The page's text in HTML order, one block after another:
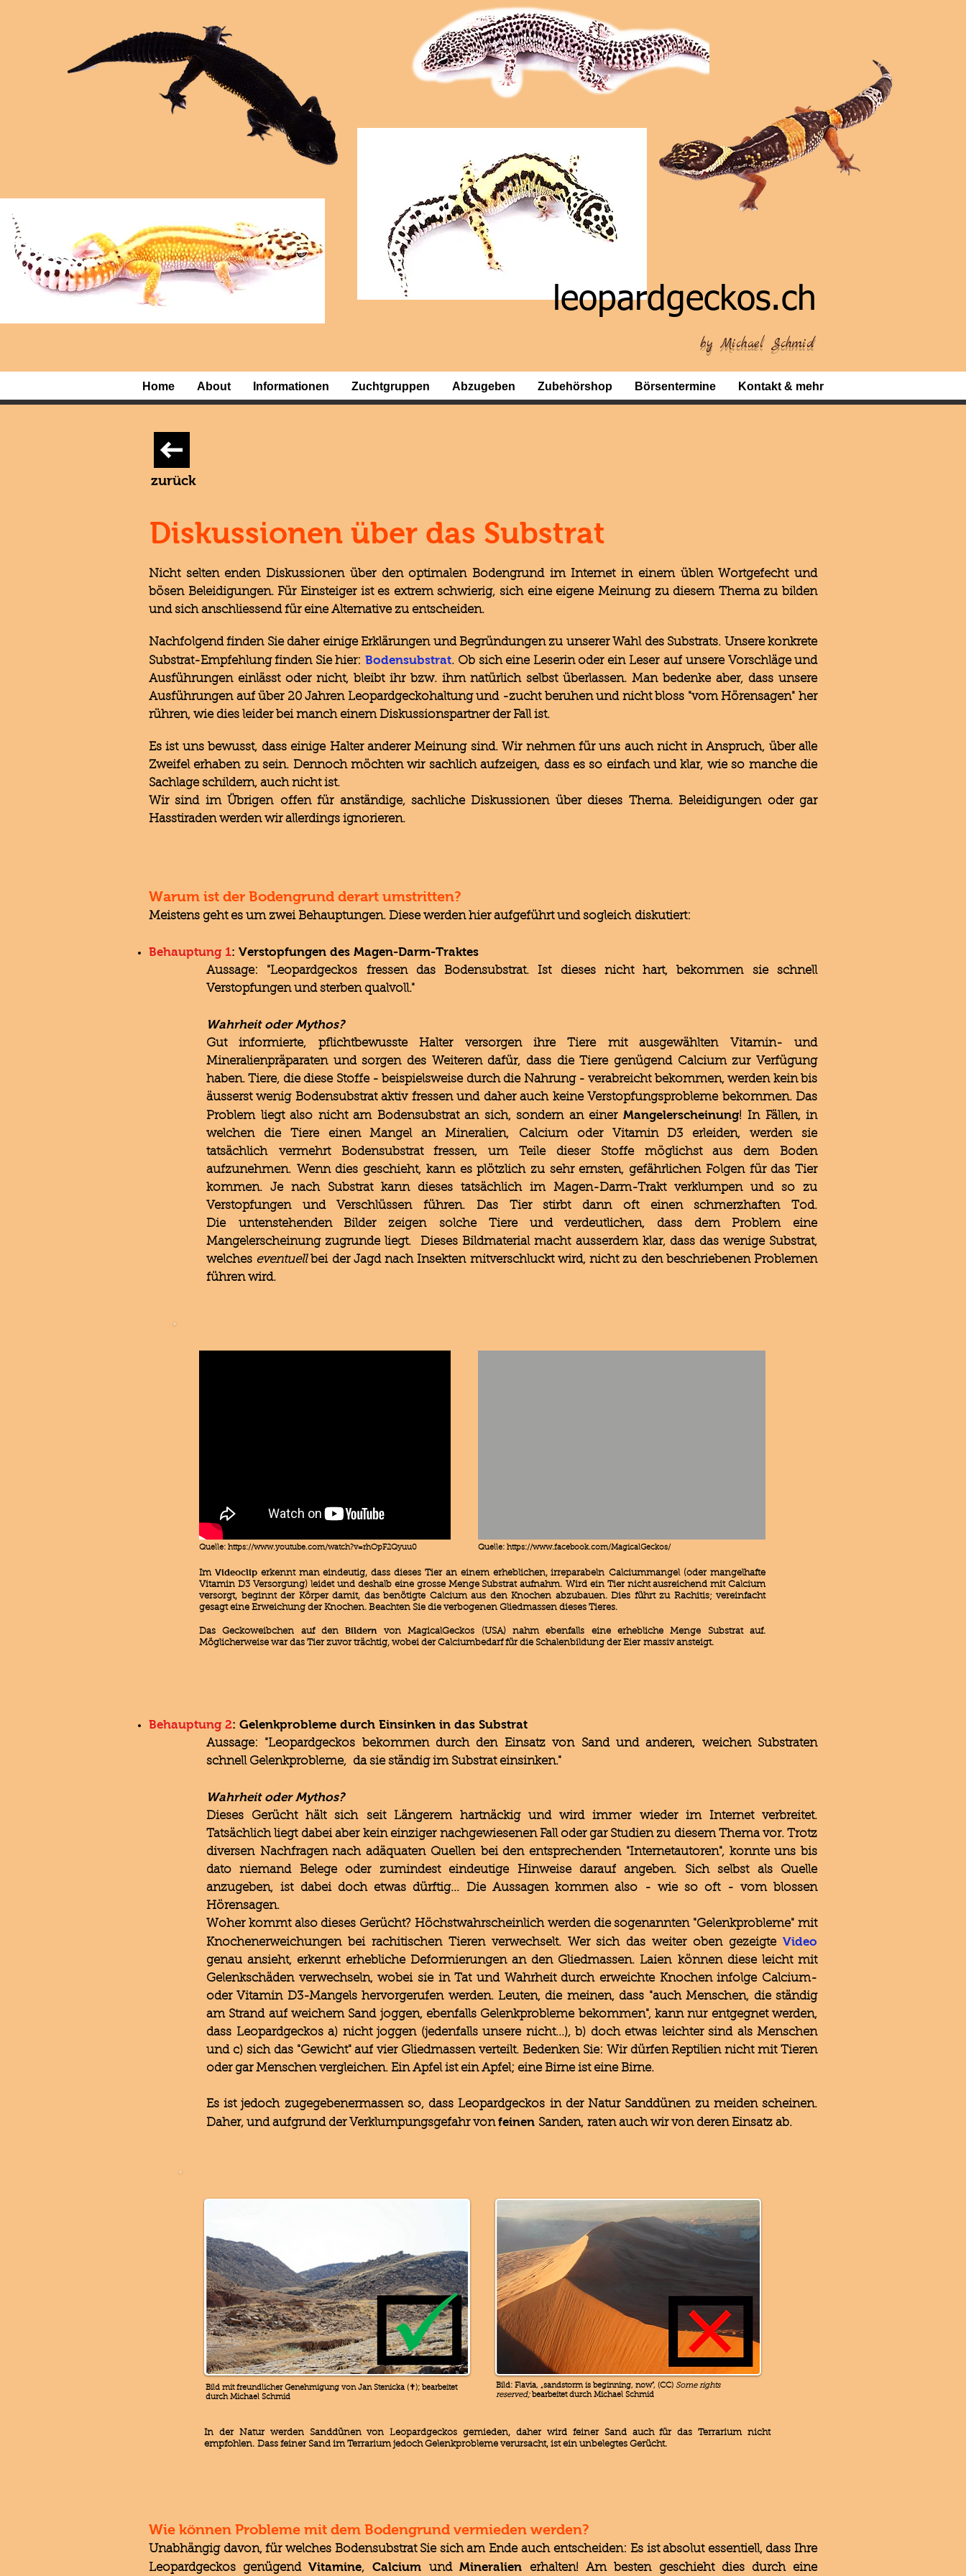
leopardgeckos.ch
by Michael Schmid
Home About Informationen Zuchtgruppen Abzugeben Zubehörshop Börsentermine Kontakt & mehr
zurück
Diskussionen über das Substrat
Nicht selten enden Diskussionen über den optimalen Bodengrund im Internet in einem üblen Wortgefecht und
bösen Beleidigungen. Für Einsteiger ist es extrem schwierig, sich eine eigene Meinung zu diesem Thema zu bilden
und sich anschliessend für eine Alternative zu entscheiden.
Nachfolgend finden Sie daher einige Erklärungen und Begründungen zu unserer Wahl des Substrats. Unsere konkrete
Substrat-Empfehlung finden Sie hier: Bodensubstrat. Ob sich eine Leserin oder ein Leser auf unsere Vorschläge und
Ausführungen einlässt oder nicht, bleibt ihr bzw. ihm natürlich selbst überlassen. Man bedenke aber, dass unsere
Ausführungen auf über 20 Jahren Leopardgeckohaltung und -zucht beruhen und nicht bloss "vom Hörensagen" her
rühren, wie dies leider bei manch einem Diskussionspartner der Fall ist.
Es ist uns bewusst, dass einige Halter anderer Meinung sind. Wir nehmen für uns auch nicht in Anspruch, über alle
Zweifel erhaben zu sein. Dennoch möchten wir sachlich aufzeigen, dass es so einfach und klar, wie so manche die
Sachlage schildern, auch nicht ist.
Wir sind im Übrigen offen für anständige, sachliche Diskussionen über dieses Thema. Beleidigungen oder gar
Hasstiraden werden wir allerdings ignorieren.
Warum ist der Bodengrund derart umstritten?
Meistens geht es um zwei Behauptungen. Diese werden hier aufgeführt und sogleich diskutiert:
Behauptung 1: Verstopfungen des Magen-Darm-Traktes
Aussage: "Leopardgeckos fressen das Bodensubstrat. Ist dieses nicht hart, bekommen sie schnell
Verstopfungen und sterben qualvoll."
Wahrheit oder Mythos?
Gut informierte, pflichtbewusste Halter versorgen ihre Tiere mit ausgewählten Vitamin- und
Mineralienpräparaten und sorgen des Weiteren dafür, dass die Tiere genügend Calcium zur Verfügung
haben. Tiere, die diese Stoffe - beispielsweise durch die Nahrung - verabreicht bekommen, werden kein bis
äusserst wenig Bodensubstrat aktiv fressen und daher auch keine Verstopfungsprobleme bekommen. Das
Problem liegt also nicht am Bodensubstrat an sich, sondern an einer Mangelerscheinung! In Fällen, in
welchen die Tiere einen Mangel an Mineralien, Calcium oder Vitamin D3 erleiden, werden sie
tatsächlich vermehrt Bodensubstrat fressen, um Teile dieser Stoffe möglichst aus dem Boden
aufzunehmen. Wenn dies geschieht, kann es plötzlich zu sehr ernsten, gefährlichen Folgen für das Tier
kommen. Je nach Substrat kann dieses tatsächlich im Magen-Darm-Trakt verklumpen und so zu
Verstopfungen und Verschlüssen führen. Das Tier stirbt dann oft einen schmerzhaften Tod.
Die untenstehenden Bilder zeigen solche Tiere und verdeutlichen, dass dem Problem eine
Mangelerscheinung zugrunde liegt. Dieses Bildmaterial macht ausserdem klar, dass das wenige Substrat,
welches eventuell bei der Jagd nach Insekten mitverschluckt wird, nicht zu den beschriebenen Problemen
führen wird.
Quelle: https://www.youtube.com/watch?v=rhOpF2Qyuu0 Quelle: https://www.facebook.com/MagicalGeckos/
Im Videoclip erkennt man eindeutig, dass dieses Tier an einem erheblichen, irreparabeln Calciummangel (oder mangelhafte
Vitamin D3 Versorgung) leidet und deshalb eine grosse Menge Substrat aufnahm. Wird ein Tier nicht ausreichend mit Calcium
versorgt, beginnt der Körper damit, das benötigte Calcium aus den Knochen abzubauen. Dies führt zu Rachitis; vereinfacht
gesagt eine Erweichung der Knochen. Beachten Sie die verbogenen Gliedmassen dieses Tieres.
Das Geckoweibchen auf denBildern von MagicalGeckos (USA) nahm ebenfalls eine erhebliche Menge Substrat auf.
Möglicherweise war das Tier zuvor trächtig, wobei der Calciumbedarf für die Schalenbildung der Eier massiv ansteigt.
Behauptung 2: Gelenkprobleme durch Einsinken in das Substrat
Aussage: "Leopardgeckos bekommen durch den Einsatz von Sand und anderen, weichen Substraten
schnell Gelenkprobleme, da sie ständig im Substrat einsinken."
Wahrheit oder Mythos?
Dieses Gerücht hält sich seit Längerem hartnäckig und wird immer wieder im Internet verbreitet.
Tatsächlich liegt dabei aber kein einziger nachgewiesenen Fall oder gar Studien zu diesem Thema vor. Trotz
diversen Nachfragen nach adäquaten Quellen bei den entsprechenden "Internetautoren", konnte uns bis
dato niemand Belege oder zumindest eindeutige Hinweise darauf angeben. Sich selbst als Quelle
anzugeben, ist dabei doch etwas dürftig... Die Aussagen kommen also - wie so oft - vom blossen
Hörensagen.
Woher kommt also dieses Gerücht? Höchstwahrscheinlich werden die sogenannten "Gelenkprobleme" mit
Knochenerweichungen bei rachitischen Tieren verwechselt. Wer sich das weiter oben gezeigte Video
genau ansieht, erkennt erhebliche Deformierungen an den Gliedmassen. Laien können diese leicht mit
Gelenkschäden verwechseln, wobei sie in Tat und Wahrheit durch erweichte Knochen infolge Calcium-
oder Vitamin D3-Mangels hervorgerufen werden. Leuten, die meinen, dass "auch Menschen, die ständig
am Strand auf weichem Sand joggen, ebenfalls Gelenkprobleme bekommen", kann nur entgegnet werden,
dass Leopardgeckos a) nicht joggen (jedenfalls unsere nicht...), b) doch etwas leichter sind als Menschen
und c) sich das "Gewicht" auf vier Gliedmassen verteilt. Bedenken Sie: Wir dürfen Reptilien nicht mit Tieren
oder gar Menschen vergleichen. Ein Apfel ist ein Apfel; eine Birne ist eine Birne.
Es ist jedoch zugegebenermassen so, dass Leopardgeckos in der Natur Sanddünen zu meiden scheinen.
Daher, und aufgrund der Verklumpungsgefahr vonfeinen Sanden, raten auch wir von deren Einsatz ab.
Bild mit freundlicher Genehmigung von Jan Stenicka (✝); bearbeitet
durch Michael Schmid
Bild: Flavia, „sandstorm is beginning, now", (CC) Some rights
reserved; bearbeitet durch Michael Schmid
In der Natur werden Sanddünen von Leopardgeckos gemieden, daher wird feiner Sand auch für das Terrarium nicht
empfohlen. Dass feiner Sand im Terrarium jedoch Gelenkprobleme verursacht, ist ein unbelegtes Gerücht.
Wie können Probleme mit dem Bodengrund vermieden werden?
Unabhängig davon, für welches Bodensubstrat Sie sich am Ende auch entscheiden: Es ist absolut essentiell, dass Ihre
Leopardgeckos genügendVitamine, Calcium und Mineralienerhalten! Am besten geschieht dies durch eine